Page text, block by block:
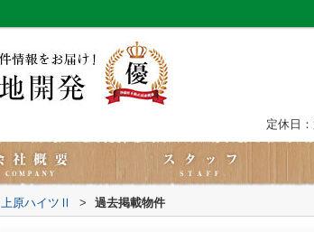
定休日
上原ハイツⅡ > 過去掲載物件